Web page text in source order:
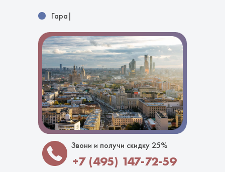
Гарантия 12
+7 (495) 147-72-59
Звони и получи скидку 25%